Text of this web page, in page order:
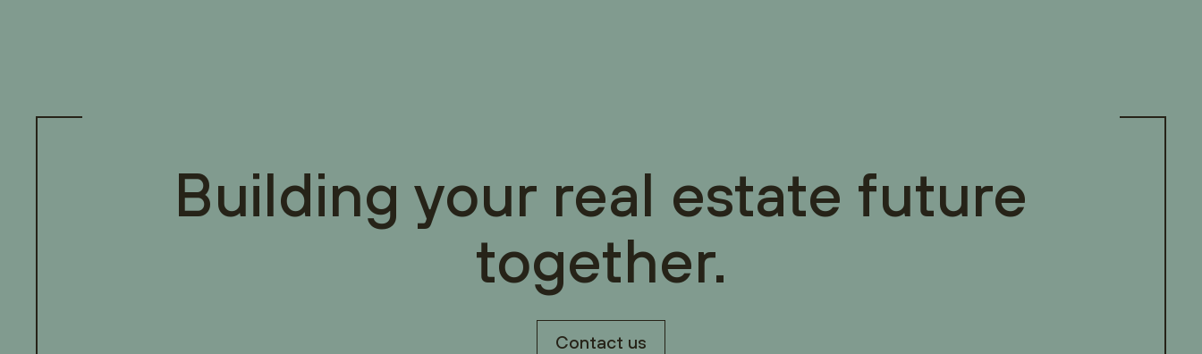
Building your real estate future
together.
Contact us